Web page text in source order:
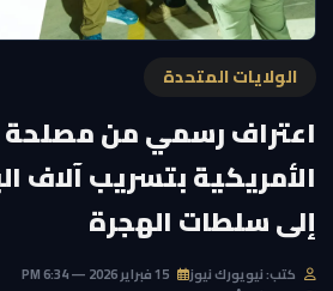
الولايات المتحدة
اعتراف رسمي من مصلحة
الأمريكية بتسريب آلاف
إلى سلطات الهجرة
كتب: نيويورك نيوز